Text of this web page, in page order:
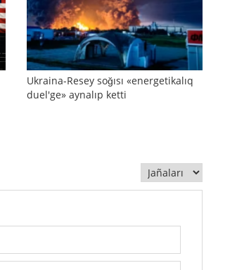
Ukraina-Resey soğısı «energetikalıq
duel'ge» aynalıp ketti